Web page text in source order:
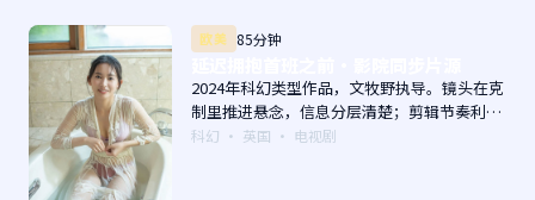
欧美 85分钟
2024年科幻类型作品，文牧野执导。镜头在克
制里推进悬念，信息分层清楚；剪辑节奏利
落，观感顺滑。主演以演技派为主，适合喜欢
科幻 · 英国 · 电视剧